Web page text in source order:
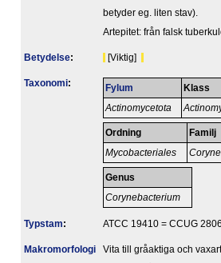
betyder eg. liten stav).
Artepitet: från falsk
Betydelse: [Viktig]
Taxonomi: Fylum
Actinomycetota
Klass
Ordning
Mycobacteriales
Familj
Genus
Corynebacterium
Typstam: ATCC 19410 = CCUG
Makromorfologi
Vita till gråaktiga och